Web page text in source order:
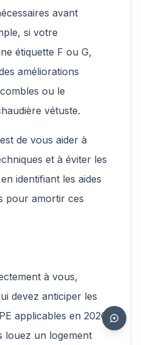
avant
si votre
étiquette F ou G,
améliorations
ou le
vétuste.
de vous aider à
et à éviter les
identifiant les aides
pour amortir ces
à vous,
devez anticiper les
applicables en 2026.
louez un logement